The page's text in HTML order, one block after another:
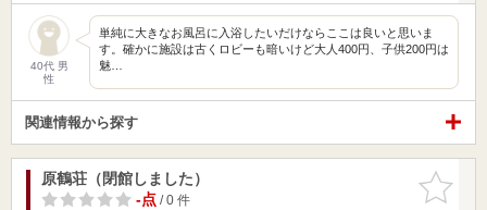
40代 男
性
単純に大きなお風呂に入浴したいだけならここは良いと思いま
す。確かに施設は古くロビーも暗いけど大人400円、子供200円は
魅…
関連情報から探す
お気に入
りに追加
原鶴荘（閉館しました）
-点/ 0 件